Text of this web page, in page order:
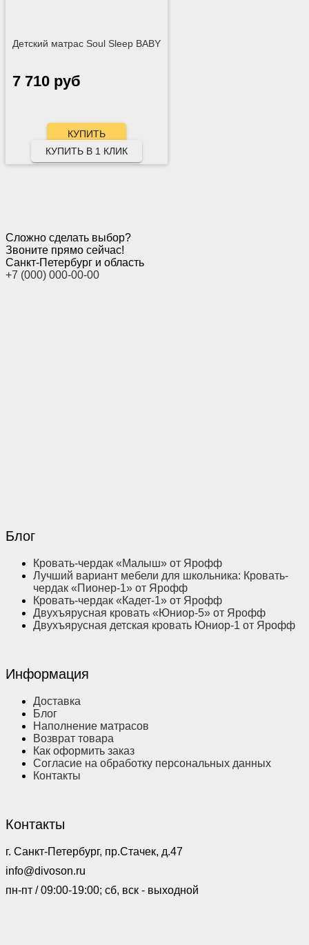
Детский матрас Soul Sleep BABY
7 710 руб
КУПИТЬ В 1 КЛИК
Сложно сделать выбор?
Звоните прямо сейчас!
Санкт-Петербург и область
+7 (000) 000-00-00
Блог
Кровать-чердак «Малыш» от Ярофф
Лучший вариант мебели для школьника: Кровать-
чердак «Пионер-1» от Ярофф
Кровать-чердак «Кадет-1» от Ярофф
Двухъярусная кровать «Юниор-5» от Ярофф
Двухъярусная детская кровать Юниор-1 от Ярофф
Информация
Доставка
Блог
Наполнение матрасов
Возврат товара
Как оформить заказ
Согласие на обработку персональных данных
Контакты
Контакты
г. Санкт-Петербург, пр.Стачек, д.47
info@divoson.ru
пн-пт / 09:00-19:00; сб, вск - выходной